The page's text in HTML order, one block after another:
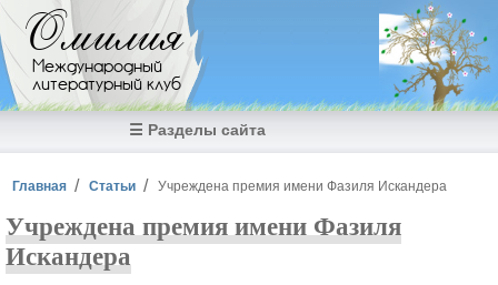
Перейти к основному содержанию
Омилия
Международный
литературный клуб
☰ Разделы сайта
Вы здесь
Главная Статьи Учреждена премия имени Фазиля Искандера
Учреждена премия имени Фазиля
Искандера